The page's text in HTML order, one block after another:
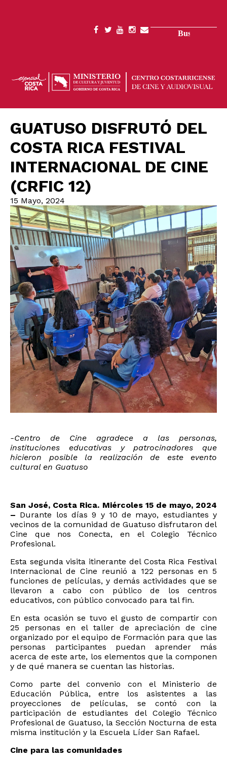
SOCIAL
GUATUSO DISFRUTÓ DEL
COSTA RICA FESTIVAL
INTERNACIONAL DE CINE
(CRFIC 12)
15 Mayo, 2024
-Centro de Cine agradece a las personas,
instituciones educativas y patrocinadores que
hicieron posible la realización de este evento
cultural en Guatuso
San José, Costa Rica. Miércoles 15 de mayo, 2024
– Durante los días 9 y 10 de mayo, estudiantes y
vecinos de la comunidad de Guatuso disfrutaron del
Cine que nos Conecta, en el Colegio Técnico
Profesional.
Esta segunda visita itinerante del Costa Rica Festival
Internacional de Cine reunió a 122 personas en 5
funciones de películas, y demás actividades que se
llevaron a cabo con público de los centros
educativos, con público convocado para tal fin.
En esta ocasión se tuvo el gusto de compartir con
25 personas en el taller de apreciación de cine
organizado por el equipo de Formación para que las
personas participantes puedan aprender más
acerca de este arte, los elementos que la componen
y de qué manera se cuentan las historias.
Como parte del convenio con el Ministerio de
Educación Pública, entre los asistentes a las
proyecciones de películas, se contó con la
participación de estudiantes del Colegio Técnico
Profesional de Guatuso, la Sección Nocturna de esta
misma institución y la Escuela Líder San Rafael.
Cine para las comunidades